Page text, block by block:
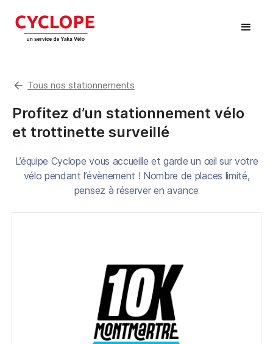
arrow_back Tous nos stationnements
Profitez d’un stationnement vélo
et trottinette surveillé
L’équipe Cyclope vous accueille et garde un œil sur votre
vélo pendant l’évènement ! Nombre de places limité,
pensez à réserver en avance